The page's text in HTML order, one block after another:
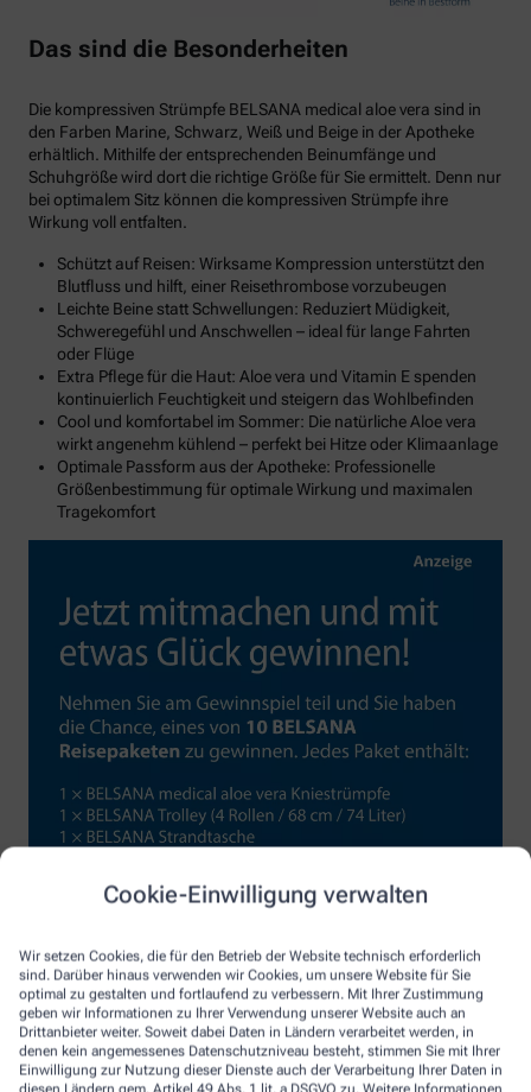
Cookie-Einwilligung verwalten
Wir setzen Cookies, die für den Betrieb der Website technisch erforderlich
sind. Darüber hinaus verwenden wir Cookies, um unsere Website für Sie
optimal zu gestalten und fortlaufend zu verbessern. Mit Ihrer Zustimmung
geben wir Informationen zu Ihrer Verwendung unserer Website auch an
Drittanbieter weiter. Soweit dabei Daten in Ländern verarbeitet werden, in
denen kein angemessenes Datenschutzniveau besteht, stimmen Sie mit Ihrer
Einwilligung zur Nutzung dieser Dienste auch der Verarbeitung Ihrer Daten in
Das sind die Besonderheiten
Die kompressiven Strümpfe BELSANA medical aloe vera sind in
den Farben Marine, Schwarz, Weiß und Beige in der Apotheke
erhältlich. Mithilfe der entsprechenden Beinumfänge und
Schuhgröße wird dort die richtige Größe für Sie ermittelt. Denn nur
bei optimalem Sitz können die kompressiven Strümpfe ihre
Wirkung voll entfalten.
Schützt auf Reisen: Wirksame Kompression unterstützt den
Blutfluss und hilft, einer Reisethrombose vorzubeugen
Leichte Beine statt Schwellungen: Reduziert Müdigkeit,
Schweregefühl und Anschwellen – ideal für lange Fahrten
oder Flüge
Extra Pflege für die Haut: Aloe vera und Vitamin E spenden
kontinuierlich Feuchtigkeit und steigern das Wohlbefinden
Cool und komfortabel im Sommer: Die natürliche Aloe vera
wirkt angenehm kühlend – perfekt bei Hitze oder Klimaanlage
Optimale Passform aus der Apotheke: Professionelle
Größenbestimmung für optimale Wirkung und maximalen
Tragekomfort